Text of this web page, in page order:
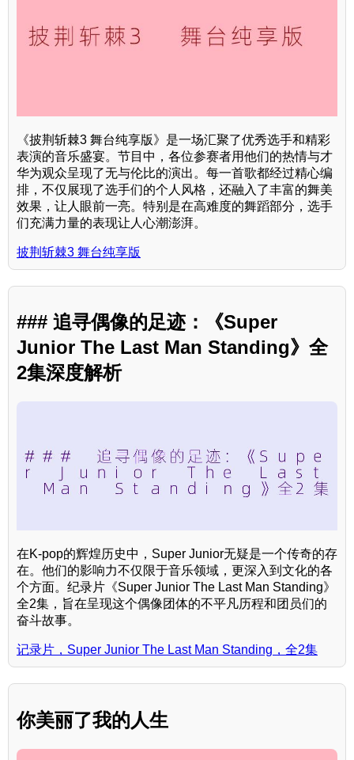
《披荆斩棘3 舞台纯享版》是一场汇聚了优秀选手和精彩
表演的音乐盛宴。节目中，各位参赛者用他们的热情与才
华为观众呈现了无与伦比的演出。每一首歌都经过精心编
排，不仅展现了选手们的个人风格，还融入了丰富的舞美
效果，让人眼前一亮。特别是在高难度的舞蹈部分，选手
们充满力量的表现让人心潮澎湃。
披荆斩棘3 舞台纯享版
### 追寻偶像的足迹：《Super
Junior The Last Man Standing》全
2集深度解析
在K-pop的辉煌历史中，Super Junior无疑是一个传奇的存
在。他们的影响力不仅限于音乐领域，更深入到文化的各
个方面。纪录片《Super Junior The Last Man Standing》
全2集，旨在呈现这个偶像团体的不平凡历程和团员们的
奋斗故事。
记录片，Super Junior The Last Man Standing，全2集
你美丽了我的人生